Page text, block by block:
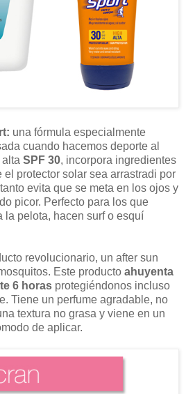
una fórmula especialmente
cuando hacemos deporte al
SPF 30, incorpora ingredientes
protector solar sea arrastradi por
evita que se meta en los ojos y
picor. Perfecto para los que
la pelota, hacen surf o esquí
revolucionario, un after sun
Este producto ahuyenta
6 horas protegiéndonos incluso
Tiene un perfume agradable, no
textura no grasa y viene en un
de aplicar.